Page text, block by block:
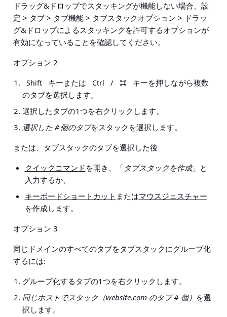
ドラッグ&ドロップでスタッキングが機能しない場合、 設
定 > タブ > タブ機能 > タブスタックオプション > ドラッ
グ&ドロップによるスタッキングを許可するオプションが
有効になっていることを確認してください。
オプション 2
Shift キーまたは Ctrl / ⌘
キーを押しながら複数
のタブを選択します。
選択したタブの1つを右クリックします。
選択した＃個のタブをスタックを選択します。
または、タブスタックのタブを選択した後
クイックコマンド を開き、「 タブスタックを作成」と
入力するか、
キーボードショートカット またはマウスジェスチャー
を作成します。
オプション 3
同じドメインのすべてのタブをタブスタックにグループ化
するには:
グループ化するタブの1つを右クリックします。
同じホストでスタック（website.com のタブ # 個） を選
択します。